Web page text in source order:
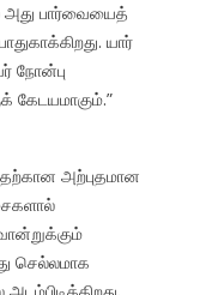
அது பார்வையைத்
யார்
நோன்பு
கேடயமாகும்.”
அற்புதமான
செல்லமாக